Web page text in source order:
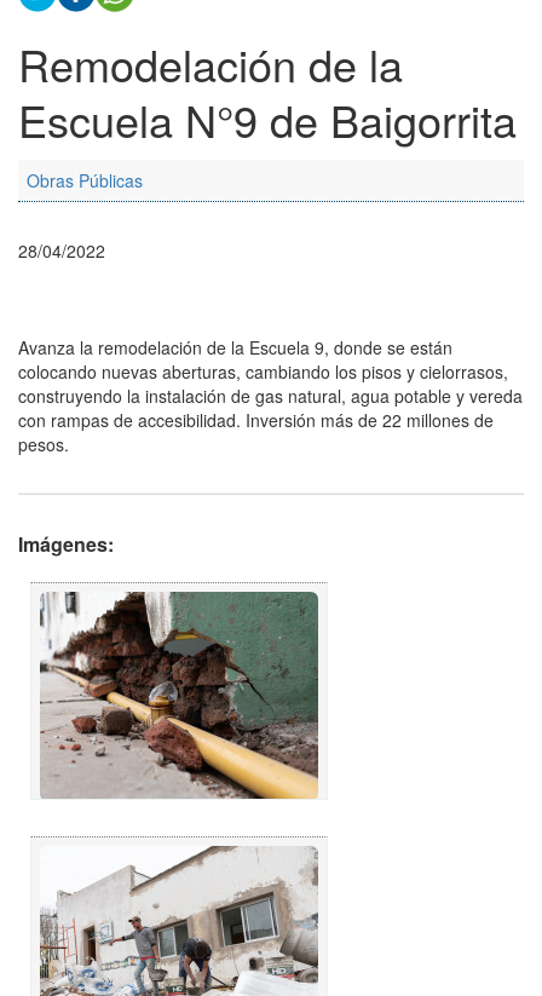
Remodelación de la
Escuela N°9 de Baigorrita
Obras Públicas
28/04/2022
Avanza la remodelación de la Escuela 9, donde se están
colocando nuevas aberturas, cambiando los pisos y cielorrasos,
construyendo la instalación de gas natural, agua potable y vereda
con rampas de accesibilidad. Inversión más de 22 millones de
pesos.
Imágenes: